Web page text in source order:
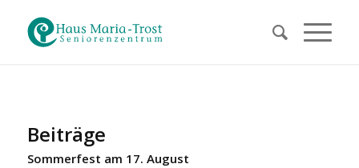
Beiträge
Sommerfest am 17. August